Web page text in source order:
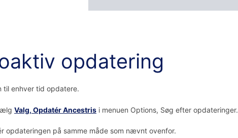
opdatering
til enhver tid opdatere.
Valg, Opdatér Ancestris i menuen Options, Søg efter opdateringer.
opdateringen på samme måde som nævnt ovenfor.